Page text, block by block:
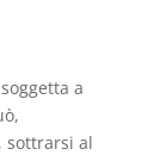
a
sottrarsi al